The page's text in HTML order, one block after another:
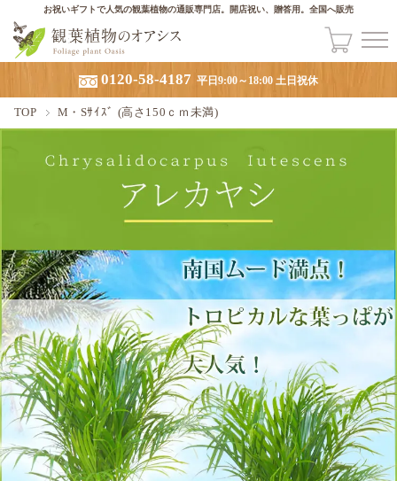
お祝いギフトで人気の観葉植物の通販専門店。開店祝い、贈答用。全国へ販売
0120-58-4187 平日9:00～18:00 土日祝休
TOP M・Sｻｲｽﾞ (高さ150ｃｍ未満)